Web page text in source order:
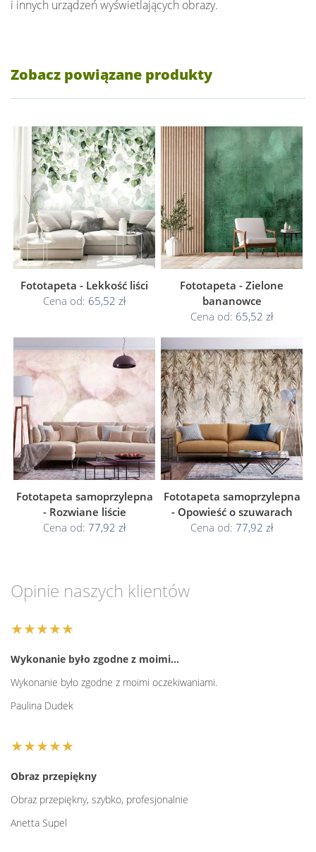
i innych urządzeń wyświetlających obrazy.
Zobacz powiązane produkty
Fototapeta - Lekkość liści
Cena od: 65,52 zł
Fototapeta - Zielone
bananowce
Cena od: 65,52 zł
Fototapeta samoprzylepna
- Rozwiane liście
Cena od: 77,92 zł
Fototapeta samoprzylepna
- Opowieść o szuwarach
Cena od: 77,92 zł
Opinie naszych klientów
★★★★★
Wykonanie było zgodne z moimi…
Wykonanie było zgodne z moimi oczekiwaniami.
Paulina Dudek
★★★★★
Obraz przepiękny
Obraz przepiękny, szybko, profesjonalnie
Anetta Supel